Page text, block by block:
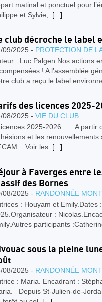
matinal et ponctuel pour
et Sylvie,. [...]
club décroche le label
09/2025 - PROTECTION DE
: Luc Palgen Nos actions
! A l’assemblée
club a reçu le label
des licences 2025-
08/2025 - VIE DU CLUB
2025-2026 A partir
et les
Voir les. [...]
à Faverges entre
des Bornes
08/2025 - RANDONNÉE
: Houyam et Emily.Dates
:
participants
sous la pleine
08/2025 - RANDONNÉE
: Maria. Encadrant :
Depuis St-Julien-de-